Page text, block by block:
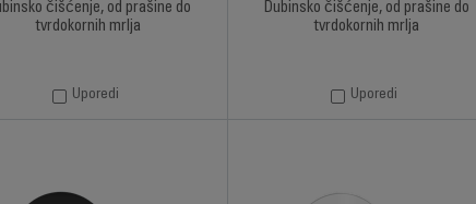
čišćenje, od prašine do
tvrdokornih mrlja
Uporedi
Dubinsko čišćenje, od prašine do
tvrdokornih mrlja
Uporedi